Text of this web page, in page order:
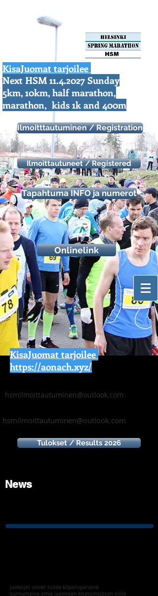
KisaJuomat tarjoilee
https://aonach.xyz/
Next HSM 11.4.2027 Sunday
5km, 10km, half marathon,
marathon, kids 1k and 400m
Ilmoitttautuminen / Registration
Ilmoittautuneet / Registered
Tapahtuma INFO ja numerot
Onlinelink
KisaJuomat tarjoilee
https://aonach.xyz/
hsmilmoittautuminen@outlook.com
hsmilmoittautuminen@outlook.com
Tulokset / Results 2026
News
Juoksijat voivat tuoda kilpailupäivänä
sunnuntaina omia juomiaan kisatoimistoon niille